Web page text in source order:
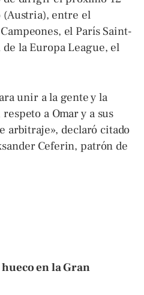
(Austria), entre el
el París Saint-
la Europa League, el
unir a la gente y la
a Omar y a sus
arbitraje», declaró citado
Ceferin, patrón de
en la Gran